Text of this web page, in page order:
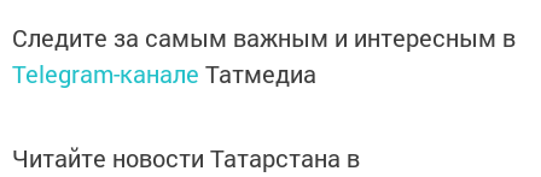
Следите за самым важным и интересным в
Telegram-канале Татмедиа
Читайте новости Татарстана в